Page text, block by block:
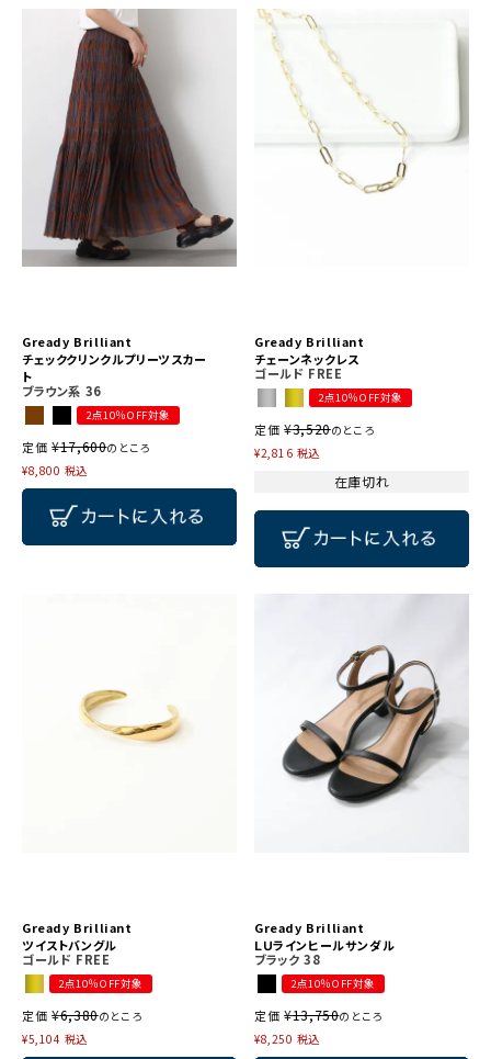
Gready Brilliant
チェッククリンクルプリーツスカー
ト
ブラウン系 36
2点10％OFF対象
定価 ¥17,600のところ
¥8,800 税込
Gready Brilliant
チェーンネックレス
ゴールド FREE
2点10％OFF対象
定価 ¥3,520のところ
¥2,816 税込
在庫切れ
Gready Brilliant
ツイストバングル
ゴールド FREE
2点10％OFF対象
定価 ¥6,380のところ
¥5,104 税込
Gready Brilliant
ＬＵラインヒールサンダル
ブラック 38
2点10％OFF対象
定価 ¥13,750のところ
¥8,250 税込